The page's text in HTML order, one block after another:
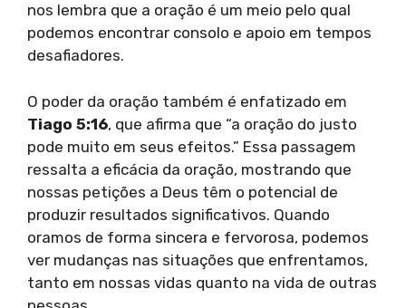
nos lembra que a oração é um meio pelo qual
podemos encontrar consolo e apoio em tempos
desafiadores.
O poder da oração também é enfatizado em
Tiago 5:16, que afirma que “a oração do justo
pode muito em seus efeitos.” Essa passagem
ressalta a eficácia da oração, mostrando que
nossas petições a Deus têm o potencial de
produzir resultados significativos. Quando
oramos de forma sincera e fervorosa, podemos
ver mudanças nas situações que enfrentamos,
tanto em nossas vidas quanto na vida de outras